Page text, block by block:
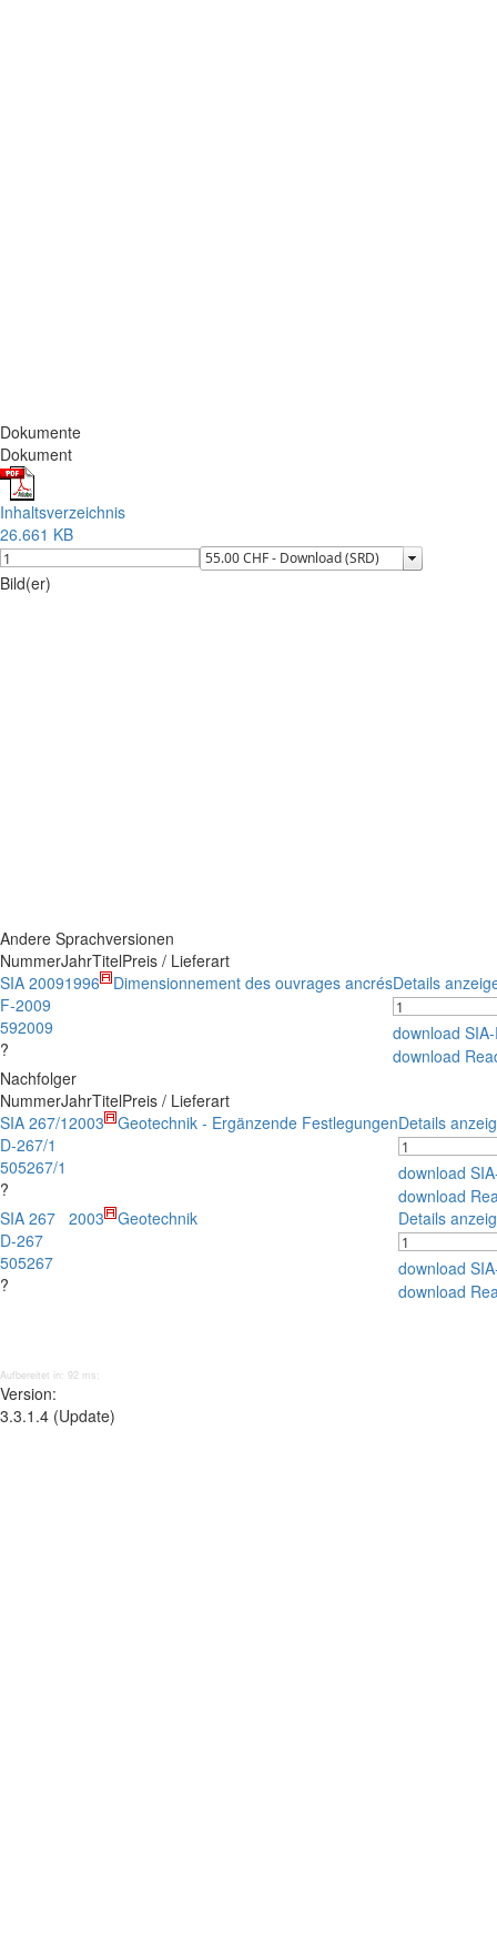
Dokumente
Dokument
Inhaltsverzeichnis
26.661 KB
Bild(er)
Andere Sprachversionen
NummerJahrTitelPreis / Lieferart
SIA 2009
F-2009
592009
?
1996 Dimensionnement des ouvrages ancrésDetails
download
download
Nachfolger
NummerJahrTitelPreis / Lieferart
SIA 267/1
D-267/1
505267/1
?
2003 Geotechnik - Ergänzende FestlegungenDetails
download
download
SIA 267
D-267
505267
?
2003 Geotechnik Details
download
download
Aufbereitet in: 92 ms;
Version:
3.3.1.4 (Update)